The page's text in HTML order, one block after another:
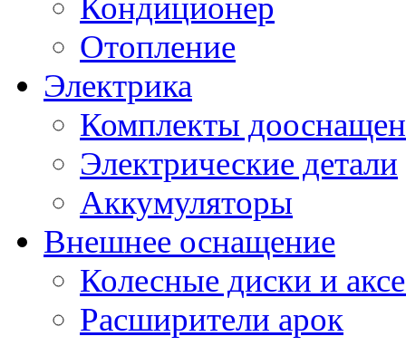
Кондиционер
Отопление
Электрика
Комплекты
Электрические детали
Аккумуляторы
Внешнее оснащение
Колесные диски и
Расширители арок